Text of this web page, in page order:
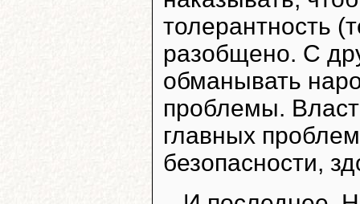
толерантность
разобщено. С
обманывать
проблемы.
главных
безопасности,